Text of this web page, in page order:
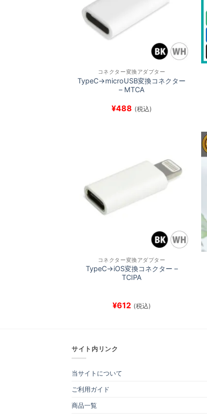
コネクター変換アダプター
TypeC→microUSB変換コネクター
– MTCA
¥488 (税込)
コネクター変換アダプター
TypeC→iOS変換コネクター –
TCIPA
¥612 (税込)
サイト内リンク
当サイトについて
ご利用ガイド
商品一覧